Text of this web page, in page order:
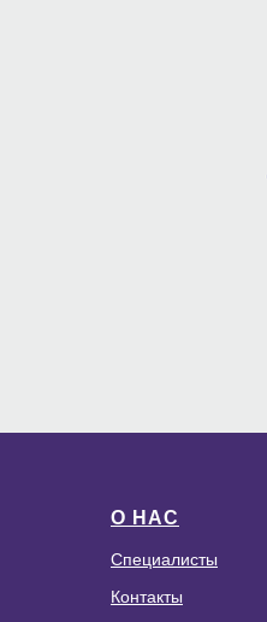
О НАС
Специалисты
Контакты